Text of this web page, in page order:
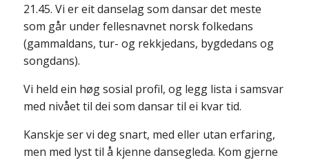
21.45. Vi er eit danselag som dansar det meste
som går under fellesnavnet norsk folkedans
(gammaldans, tur- og rekkjedans, bygdedans og
songdans).
Vi held ein høg sosial profil, og legg lista i samsvar
med nivået til dei som dansar til ei kvar tid.
Kanskje ser vi deg snart, med eller utan erfaring,
men med lyst til å kjenne dansegleda. Kom gjerne